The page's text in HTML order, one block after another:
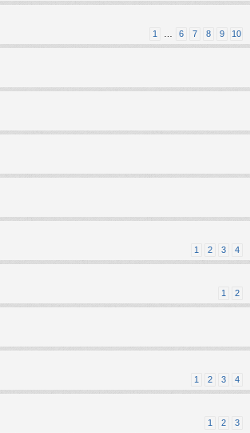
1 … 6 7 8 9 10
1 2 3 4
1 2
1 2 3 4
1 2 3